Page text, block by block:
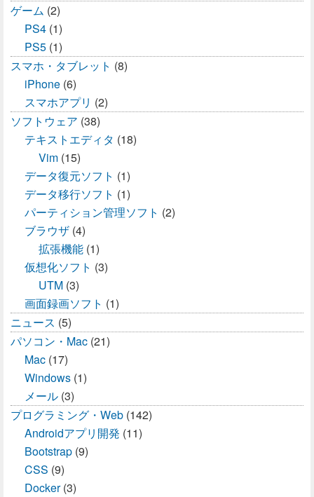
ゲーム (2)
PS4 (1)
PS5 (1)
スマホ・タブレット (8)
iPhone (6)
スマホアプリ (2)
ソフトウェア (38)
テキストエディタ (18)
Vim (15)
データ復元ソフト (1)
データ移行ソフト (1)
パーティション管理ソフト (2)
ブラウザ (4)
拡張機能 (1)
仮想化ソフト (3)
UTM (3)
画面録画ソフト (1)
ニュース (5)
パソコン・Mac (21)
Mac (17)
Windows (1)
メール (3)
プログラミング・Web (142)
Androidアプリ開発 (11)
Bootstrap (9)
CSS (9)
Docker(3)